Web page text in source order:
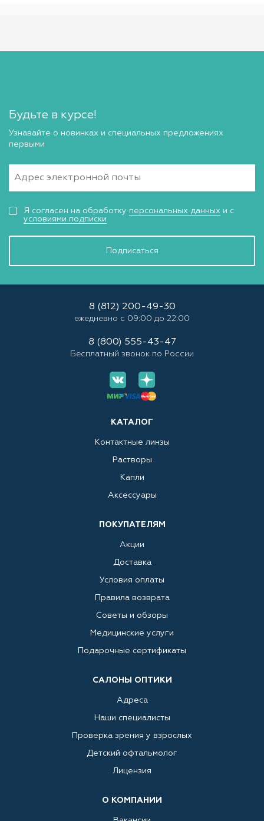
Будьте в курсе!
Узнавайте о новинках и специальных предложениях
первыми
Подписаться
Я согласен на обработку персональных данных и с
условиями подписки
КАТАЛОГ
Контактные линзы
Растворы
Капли
Аксессуары
ПОКУПАТЕЛЯМ
Акции
Доставка
Условия оплаты
Правила возврата
Советы и обзоры
Медицинские услуги
Подарочные сертификаты
САЛОНЫ ОПТИКИ
Адреса
Наши специалисты
Проверка зрения у взрослых
Детский офтальмолог
Лицензия
О КОМПАНИИ
8 (812) 200-49-30
ежедневно с 09:00 до 22:00
8 (800) 555-43-47
Бесплатный звонок по России